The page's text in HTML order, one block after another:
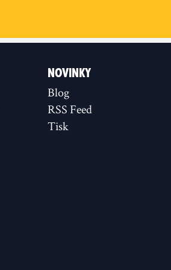
NOVINKY
Blog
RSS Feed
Tisk